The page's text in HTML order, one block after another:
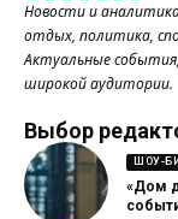
Новости и
отдых, политика,
Актуальные
широкой аудитории.
Выбор
ШОУ-
«Дом